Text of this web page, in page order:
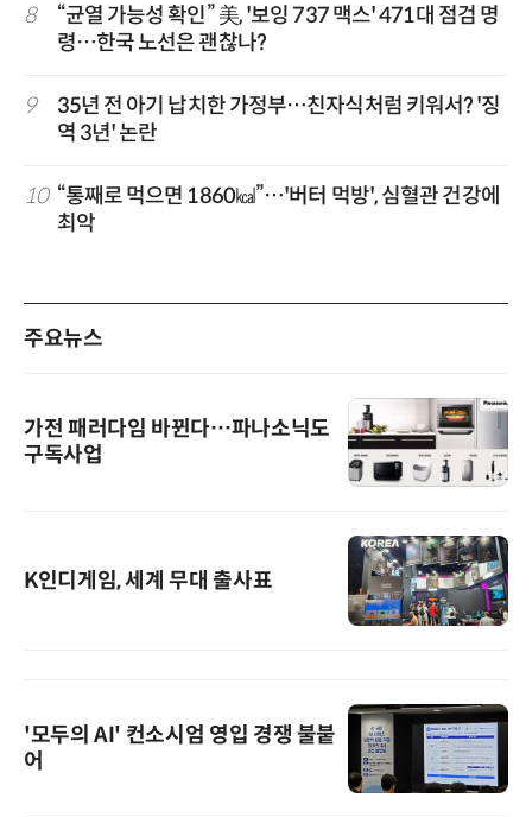
8
“균열 가능성 확인” 美, '보잉 737 맥스' 471대 점검 명
령…한국 노선은 괜찮나?
9
35년 전 아기 납치한 가정부…친자식처럼 키워서? '징
역 3년' 논란
10 “통째로 먹으면 1860㎉”…'버터 먹방', 심혈관 건강에
최악
주요뉴스
가전 패러다임 바뀐다…파나소닉도
구독사업
K인디게임, 세계 무대 출사표
'모두의 AI' 컨소시엄 영입 경쟁 불붙
어